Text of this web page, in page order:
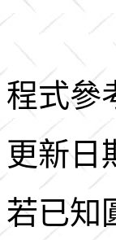
程式參
更新日
若已知